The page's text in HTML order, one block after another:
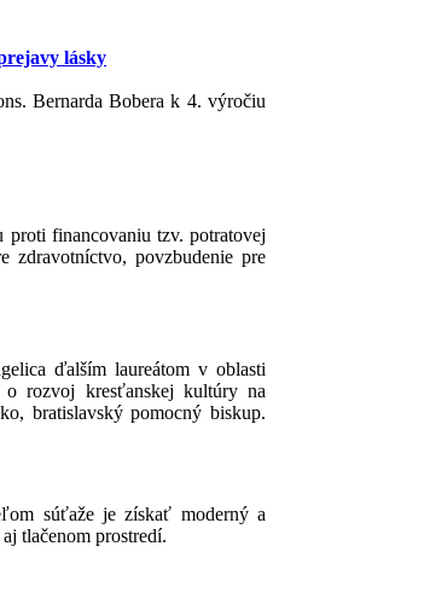
lásky
Bernarda Bobera k 4. výročiu
proti financovaniu tzv. potratovej
zdravotníctvo, povzbudenie pre
ďalším laureátom v oblasti
rozvoj kresťanskej kultúry na
bratislavský pomocný biskup.
súťaže je získať moderný a
tlačenom prostredí.